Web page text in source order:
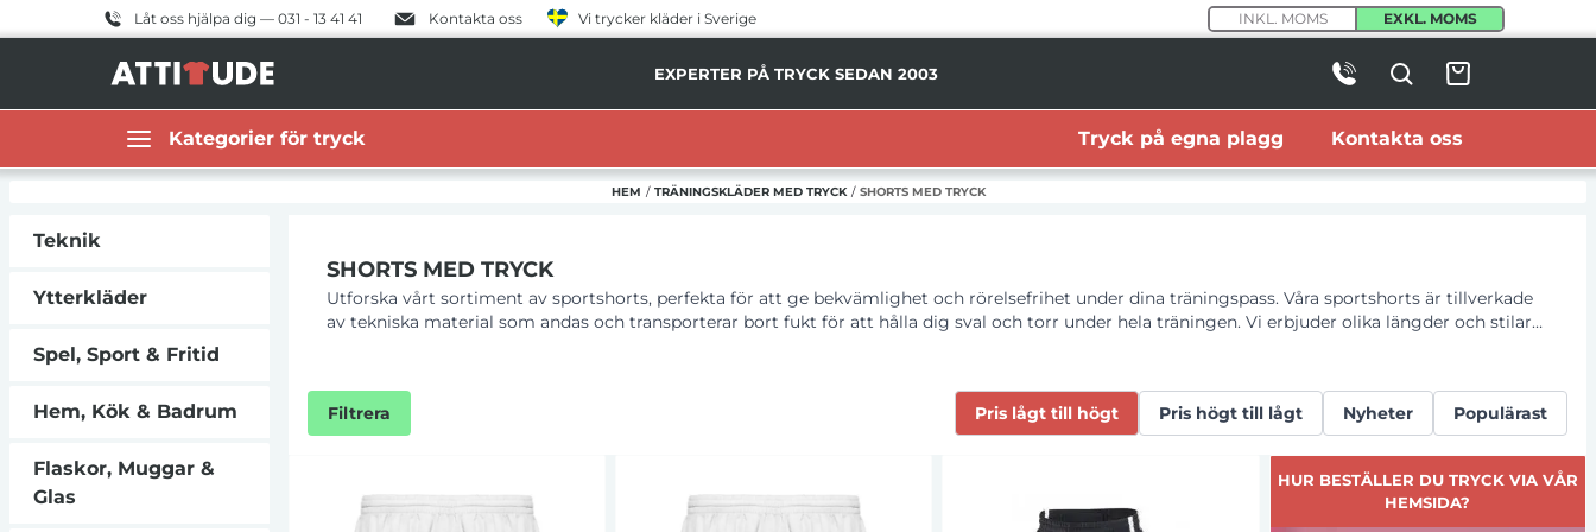
Låt oss hjälpa dig — 031 - 13 41 41 Kontakta oss Vi trycker kläder i Sverige INKL. MOMS EXKL. MOMS
EXPERTER PÅ TRYCK SEDAN 2003
Kategorier för tryck Tryck på egna plagg Kontakta oss
HEM / TRÄNINGSKLÄDER MED TRYCK / SHORTS MED TRYCK
Teknik
Ytterkläder
Spel, Sport & Fritid
Hem, Kök & Badrum
Flaskor, Muggar &
Glas
SHORTS MED TRYCK
Utforska vårt sortiment av sportshorts, perfekta för att ge bekvämlighet och rörelsefrihet under dina träningspass. Våra sportshorts är tillverkade
av tekniska material som andas och transporterar bort fukt för att hålla dig sval och torr under hela träningen. Vi erbjuder olika längder och stilar
Filtrera Pris lågt till högt Pris högt till lågt Nyheter Populärast
HUR BESTÄLLER DU TRYCK VIA VÅR
HEMSIDA?